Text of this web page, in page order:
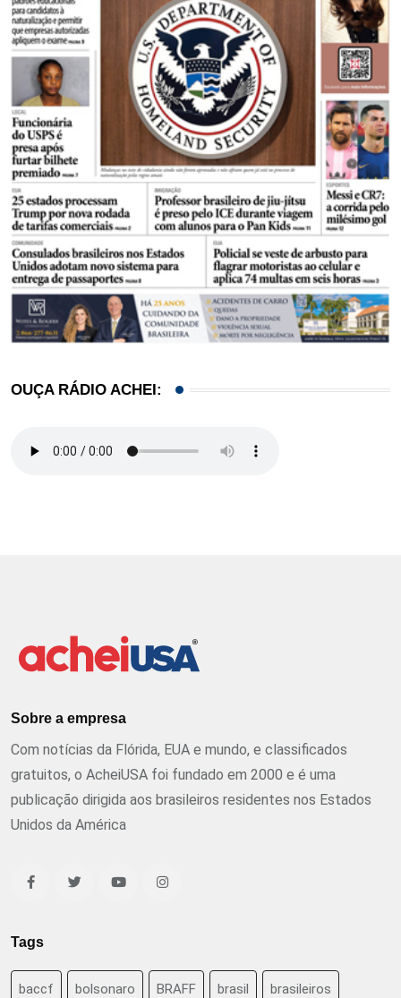
OUÇA RÁDIO ACHEI:
Sobre a empresa
Com notícias da Flórida, EUA e mundo, e classificados
gratuitos, o AcheiUSA foi fundado em 2000 e é uma
publicação dirigida aos brasileiros residentes nos Estados
Unidos da América
Tags
baccf bolsonaro BRAFF brasil brasileiros